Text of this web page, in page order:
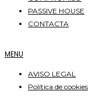
PASSIVE HOUSE
CONTACTA
MENU
AVISO LEGAL
Política de cookies